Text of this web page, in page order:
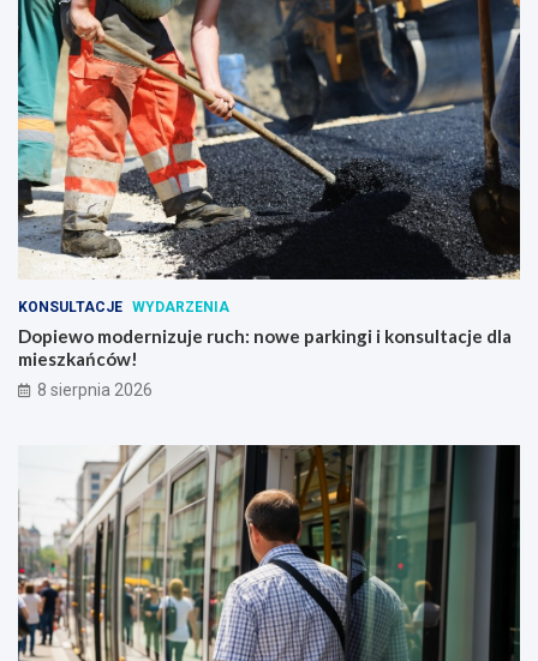
KONSULTACJE WYDARZENIA
Dopiewo modernizuje ruch: nowe parkingi i konsultacje dla
mieszkańców!
8 sierpnia 2026